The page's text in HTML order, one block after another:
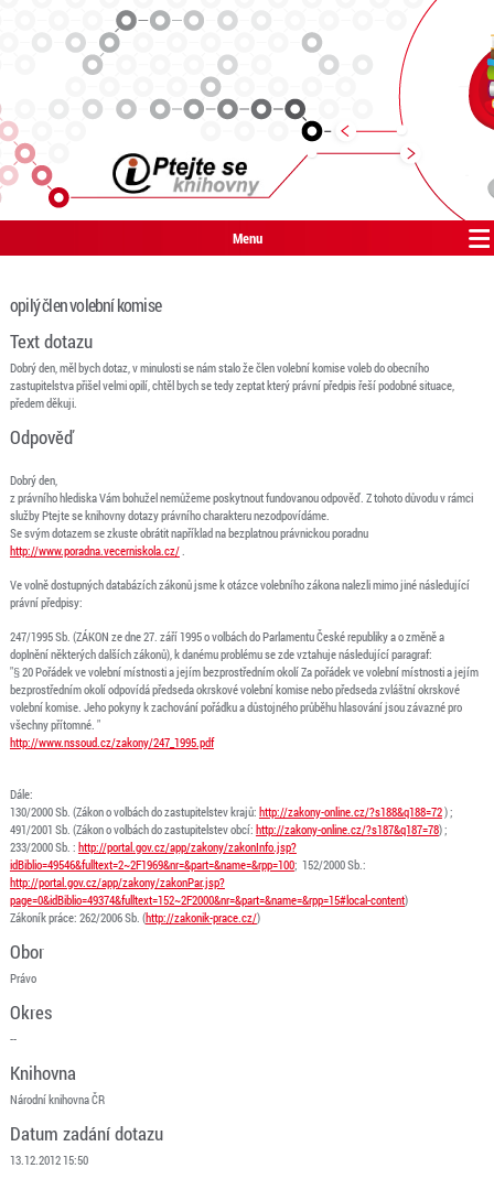
Menu
opilý člen volební komise
Text dotazu
Dobrý den, měl bych dotaz, v minulosti se nám stalo že člen volební komise voleb do obecního
zastupitelstva přišel velmi opilí, chtěl bych se tedy zeptat který právní předpis řeší podobné situace,
předem děkuji.
Odpověď
Dobrý den,
z právního hlediska Vám bohužel nemůžeme poskytnout fundovanou odpověď. Z tohoto důvodu v rámci
služby Ptejte se knihovny dotazy právního charakteru nezodpovídáme.
Se svým dotazem se zkuste obrátit například na bezplatnou právnickou poradnu
http://www.poradna.vecerniskola.cz/.
Ve volně dostupných databázích zákonů jsme k otázce volebního zákona nalezli mimo jiné následující
právní předpisy:
247/1995 Sb. (ZÁKON ze dne 27. září 1995 o volbách do Parlamentu České republiky a o změně a
doplnění některých dalších zákonů), k danému problému se zde vztahuje následující paragraf:
"§ 20 Pořádek ve volební místnosti a jejím bezprostředním okolí Za pořádek ve volební místnosti a jejím
bezprostředním okolí odpovídá předseda okrskové volební komise nebo předseda zvláštní okrskové
volební komise. Jeho pokyny k zachování pořádku a důstojného průběhu hlasování jsou závazné pro
všechny přítomné. "
http://www.nssoud.cz/zakony/247_1995.pdf
Dále:
130/2000 Sb. (Zákon o volbách do zastupitelstev krajů: http://zakony-online.cz/?s188&q188=72) ;
491/2001 Sb. (Zákon o volbách do zastupitelstev obcí: http://zakony-online.cz/?s187&q187=78) ;
233/2000 Sb. : http://portal.gov.cz/app/zakony/zakonInfo.jsp?
idBiblio=49546&fulltext=2~2F1969&nr=&part=&name=&rpp=100; 152/2000 Sb.:
http://portal.gov.cz/app/zakony/zakonPar.jsp?
page=0&idBiblio=49374&fulltext=152~2F2000&nr=&part=&name=&rpp=15#local-content)
Zákoník práce: 262/2006 Sb. (http://zakonik-prace.cz/)
Obor
Právo
Okres
--
Knihovna
Národní knihovna ČR
Datum zadání dotazu
13.12.2012 15:50